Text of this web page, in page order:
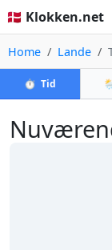
🇩🇰 Klokken.net
Home Lande
⏱️ Tid